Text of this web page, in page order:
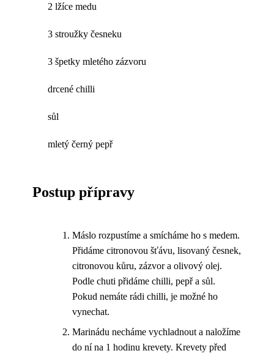
2 lžíce medu
3 stroužky česneku
3 špetky mletého zázvoru
drcené chilli
sůl
mletý černý pepř
Postup přípravy
Máslo rozpustíme a smícháme ho s medem.
Přidáme citronovou šťávu, lisovaný česnek,
citronovou kůru, zázvor a olivový olej.
Podle chuti přidáme chilli, pepř a sůl.
Pokud nemáte rádi chilli, je možné ho
vynechat.
Marinádu necháme vychladnout a naložíme
do ní na 1 hodinu krevety. Krevety před